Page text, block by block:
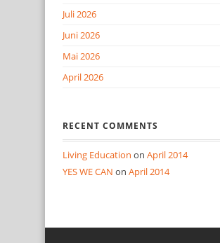
Juli 2026
Juni 2026
Mai 2026
April 2026
RECENT COMMENTS
Living Education on April 2014
YES WE CAN on April 2014